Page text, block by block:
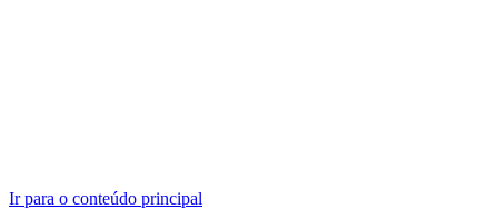
Ir para o conteúdo principal